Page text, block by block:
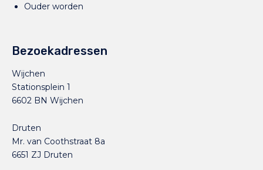
Ouder worden
Bezoekadressen
Wijchen
Stationsplein 1
6602 BN Wijchen
Druten
Mr. van Coothstraat 8a
6651 ZJ Druten